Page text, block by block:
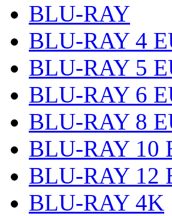
BLU-RAY
BLU-RAY 4
BLU-RAY 5
BLU-RAY 6
BLU-RAY 8
BLU-RAY 10
BLU-RAY 12
BLU-RAY 4K